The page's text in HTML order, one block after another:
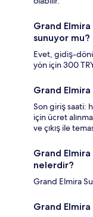
Grand
sunuyor mu?
Evet, gidiş-
yön için 300
Grand
Son giriş saati:
için ücret
ve çıkış ile
Grand
nelerdir?
Grand Elmira
Grand